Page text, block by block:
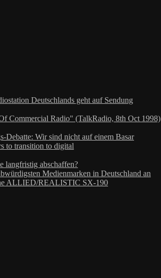
Deutschlands geht auf Sendung
Commercial Radio" (TalkRadio, 8th Oct 1998)
Debatte: Wir sind nicht auf einem Basar
to transition to digital
langfristig abschaffen?
Medienmarken in Deutschland an
ALLIED/REALISTIC SX-190